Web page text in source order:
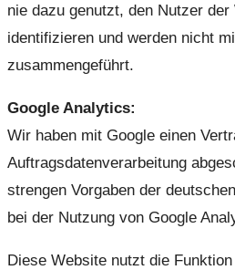
nie dazu genutzt, den Nutzer
identifizieren und werden nicht
zusammengeführt.
Google Analytics:
Wir haben mit Google einen
Auftragsdatenverarbeitung
strengen Vorgaben der
bei der Nutzung von Google
Diese Website nutzt die